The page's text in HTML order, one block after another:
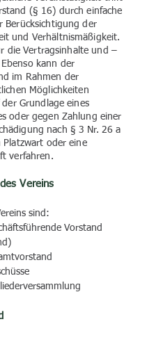
(§ 16) durch einfache
Berücksichtigung der
und Verhältnismäßigkeit.
die Vertragsinhalte und –
kann der
im Rahmen der
Möglichkeiten
Grundlage eines
oder gegen Zahlung einer
nach § 3 Nr. 26 a
Platzwart oder eine
verfahren.
Vereins
sind​:
Vorstand